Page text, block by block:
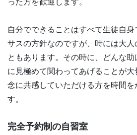
自分でできることはすべて生徒自
サスの方針なのですが、時には大人
ともあります。その時に、どんな
に見極めて関わってあげることが
念に共感していただける方を時間を
す。
完全予約制の自習室